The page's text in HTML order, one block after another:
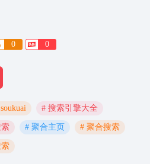
0 0
# 搜索引擎大全
# 聚合主页 # 聚合搜索